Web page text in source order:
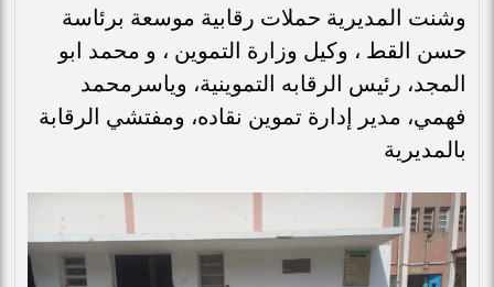
وشنت المديرية حملات رقابية موسعة برئاسة
حسن القط ، وكيل وزارة التموين ، و محمد ابو
المجد، رئيس الرقابه التموينية، وياسرمحمد
فهمي، مدير إدارة تموين نقاده، ومفتشي الرقابة
بالمديرية